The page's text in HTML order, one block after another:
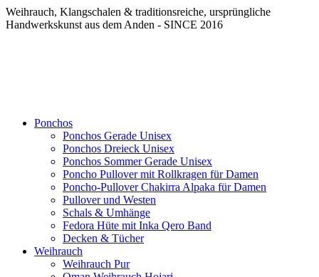
Weihrauch, Klangschalen & traditionsreiche, ursprüngliche
Handwerkskunst aus dem Anden - SINCE 2016
Ponchos
Ponchos Gerade Unisex
Ponchos Dreieck Unisex
Ponchos Sommer Gerade Unisex
Poncho Pullover mit Rollkragen für Damen
Poncho-Pullover Chakirra Alpaka für Damen
Pullover und Westen
Schals & Umhänge
Fedora Hüte mit Inka Qero Band
Decken & Tücher
Weihrauch
Weihrauch Pur